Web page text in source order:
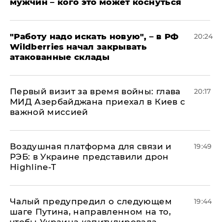
мужчин – кого это может коснуться
"Работу надо искать новую", – в РФ
Wildberries начал закрывать
атакованные склады
20:24
Первый визит за время войны: глава
МИД Азербайджана приехал в Киев с
важной миссией
20:17
Воздушная платформа для связи и
РЭБ: в Украине представили дрон
Highline-T
19:49
Чалый предупредил о следующем
шаге Путина, направленном на то,
19:44